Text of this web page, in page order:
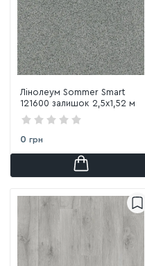
Лінолеум Sommer Smart
121600 залишок 2,5х1,52 м
0 грн